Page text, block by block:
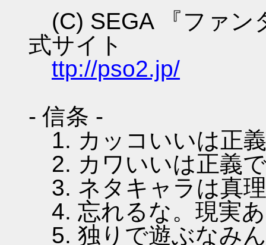
(C) SEGA 『ファン
式サイト
ttp://pso2.jp/
- 信条 -
1. カッコいいは正
2. カワいいは正義
3. ネタキャラは真
4. 忘れるな。現実
5. 独りで遊ぶなみ